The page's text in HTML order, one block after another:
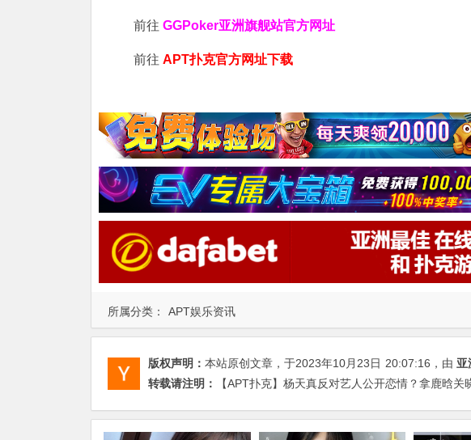
所属分类： APT娱乐资讯
前往 GGPoker亚洲旗舰站官方网址
前往 APT扑克官方网址下载
版权声明： 本站原创文章，于2023年10月23日 20:07:16 ，由 亚
转载请注明：
【APT扑克】杨天真反对艺人公开恋情？拿鹿晗